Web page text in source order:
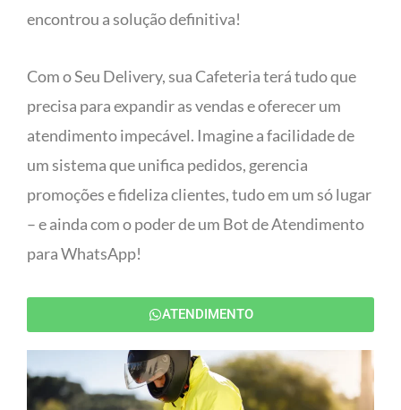
encontrou a solução definitiva!
Com o Seu Delivery, sua Cafeteria terá tudo que
precisa para expandir as vendas e oferecer um
atendimento impecável. Imagine a facilidade de
um sistema que unifica pedidos, gerencia
promoções e fideliza clientes, tudo em um só lugar
– e ainda com o poder de um Bot de Atendimento
para WhatsApp!
ATENDIMENTO